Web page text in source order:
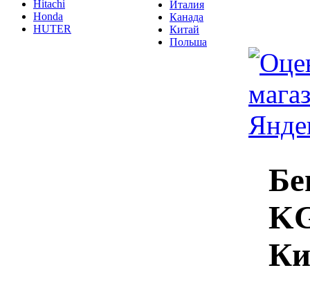
Hitachi
Honda
HUTER
Италия
Канада
Китай
Польша